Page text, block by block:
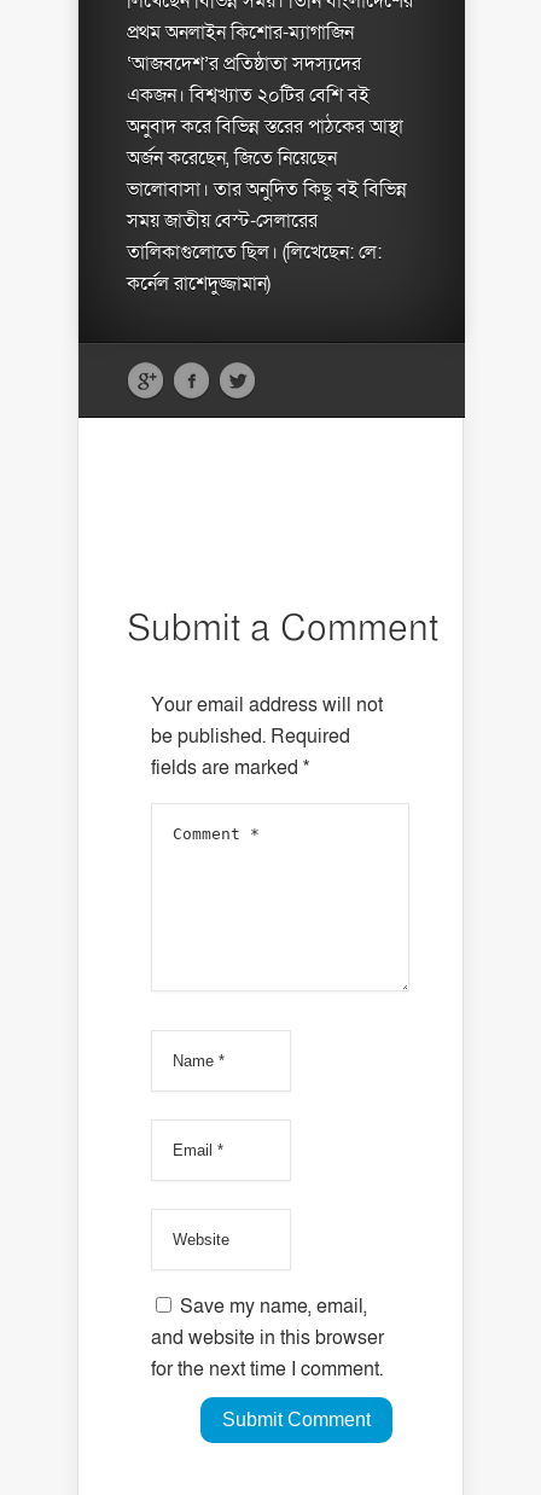
প্রথম অনলাইন কিশোর-ম্যাগাজিন
‘আজবদেশ’র প্রতিষ্ঠাতা সদস্যদের
একজন। বিশ্বখ্যাত ২০টির বেশি বই
অনুবাদ করে বিভিন্ন স্তরের পাঠকের আস্থা
অর্জন করেছেন, জিতে নিয়েছেন
ভালোবাসা। তার অনুদিত কিছু বই বিভিন্ন
সময় জাতীয় বেস্ট-সেলারের
তালিকাগুলোতে ছিল। (লিখেছেন: লে:
কর্নেল রাশেদুজ্জামান)
Submit a Comment
Your email address will not
be published. Required
fields are marked *
Save my name, email,
and website in this browser
for the next time I comment.